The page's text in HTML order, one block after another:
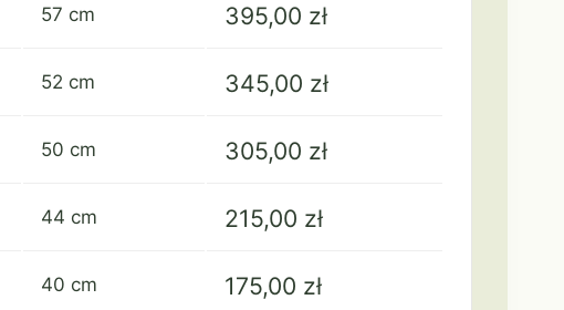
57 cm 395,00 zł
52 cm 345,00 zł
50 cm 305,00 zł
44 cm 215,00 zł
40 cm 175,00 zł